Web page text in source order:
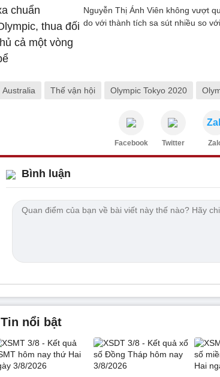
Nguyễn Thị Ánh Viên không vượt
do với thành tích sa sút nhiều so
Australia Thế vận hội Olympic Tokyo 2020
Facebook Twitter
Bình luận
Tin nổi bật